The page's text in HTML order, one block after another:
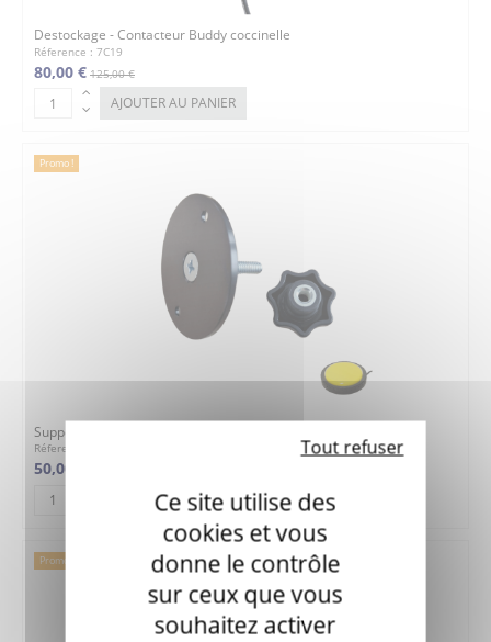
Destockage - Contacteur Buddy coccinelle
Réference : 7C19
80,00 € 125,00 €
AJOUTER AU PANIER
Promo !
Support pour contacteur Lib & Grand Lib - Destockage
Réference : 7C4312
50,00 €
AJOUTER AU PANIER
Promo !
Ce site utilise des
cookies et vous
donne le contrôle
sur ceux que vous
souhaitez activer
Tout refuser